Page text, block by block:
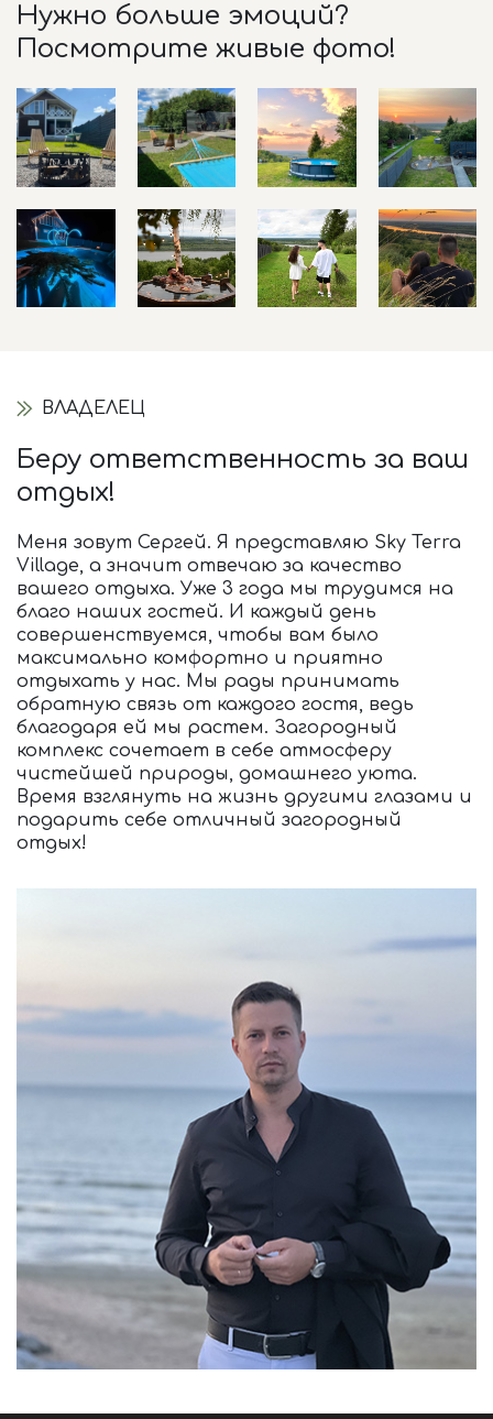
Нужно больше эмоций?
Посмотрите живые фото!
ВЛАДЕЛЕЦ
Беру ответственность за ваш
отдых!
Меня зовут Сергей. Я представляю Sky Terra
Village, а значит отвечаю за качество
вашего отдыха. Уже 3 года мы трудимся на
благо наших гостей. И каждый день
совершенствуемся, чтобы вам было
максимально комфортно и приятно
отдыхать у нас. Мы рады принимать
обратную связь от каждого гостя, ведь
благодаря ей мы растем. Загородный
комплекс сочетает в себе атмосферу
чистейшей природы, домашнего уюта.
Время взглянуть на жизнь другими глазами и
подарить себе отличный загородный
отдых!